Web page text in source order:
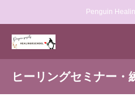
Penguin